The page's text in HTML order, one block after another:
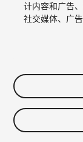
$9.99
增值税将在结算时计
计内容和广告
社交媒体、广